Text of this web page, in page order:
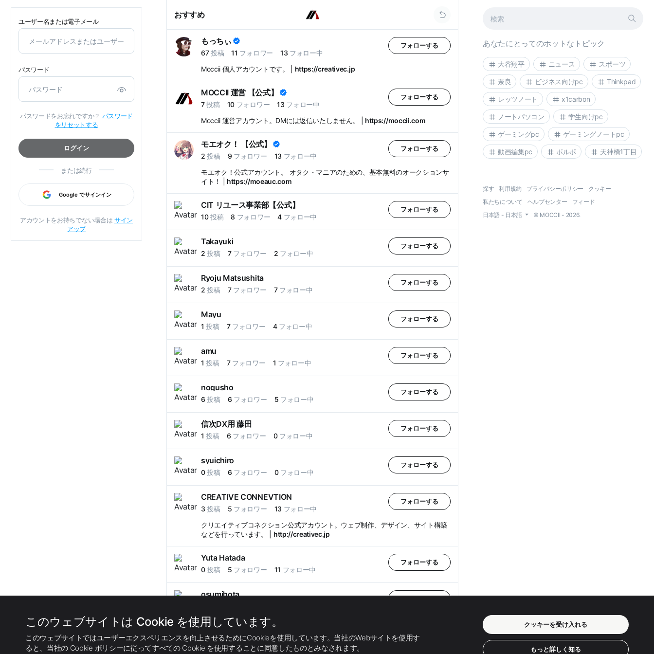
ユーザー名または電子メール
パスワード
パスワードをお忘れですか？ パスワード
をリセットする
ログイン
または続行
Google でサインイン
アカウントをお持ちでない場合は サイン
アップ
おすすめ
もっちぃ
67投稿 11 フォロワー 13 フォロー中
フォローする
Moccii 個人アカウントです。 | https://creativec.jp
MOCCII 運営 【公式】
7投稿 10 フォロワー 13 フォロー中
フォローする
Moccii 運営アカウント。DMには返信いたしません。 | https://moccii.com
モエオク！ 【公式】
2投稿 9 フォロワー 13 フォロー中
フォローする
モエオク！公式アカウント。 オタク・マニアのための、基本無料のオークションサ
イト！ | https://moeauc.com
CIT リユース事業部【公式】
10投稿 8 フォロワー 4 フォロー中
フォローする
Takayuki
2投稿 7 フォロワー 2 フォロー中
フォローする
Ryoju Matsushita
2投稿 7 フォロワー 7 フォロー中
フォローする
Mayu
1投稿 7 フォロワー 4 フォロー中
フォローする
amu
1投稿 7 フォロワー 1 フォロー中
フォローする
nogusho
6投稿 6 フォロワー 5 フォロー中
フォローする
信次DX用 藤田
1投稿 6 フォロワー 0 フォロー中
フォローする
syuichiro
0投稿 6 フォロワー 0 フォロー中
フォローする
CREATIVE CONNEVTION
3投稿 5 フォロワー 13 フォロー中
フォローする
クリエイティブコネクション公式アカウント。ウェブ制作、デザイン、サイト構築
などを行っています。 | http://creativec.jp
Yuta Hatada
0投稿 5 フォロワー 11 フォロー中
フォローする
osumihota
alain webcreator
0投稿 0フォロワー 13フォロー中
フォローする
あなたにとってのホットなトピック
大谷翔平 ニュース スポーツ
奈良 ビジネス向けpc Thinkpad
レッツノート x1carbon
ノートパソコン 学生向けpc
ゲーミングpc ゲーミングノートpc
動画編集pc ポルポ 天神橋1丁目
探す 利用規約 プライバシーポリシー
クッキー
私たちについて
ヘルプセンター
フィード
日本語 - 日本語
© MOCCII - 2026.
このウェブサイトは Cookie を使用しています。
このウェブサイトではユーザーエクスペリエンスを向上させるためにCookieを使用しています。当社のWebサイトを使用す
ると、当社の Cookie ポリシーに従ってすべての Cookie を使用することに同意したものとみなされます。
クッキーを受け入れる
もっと詳しく知る